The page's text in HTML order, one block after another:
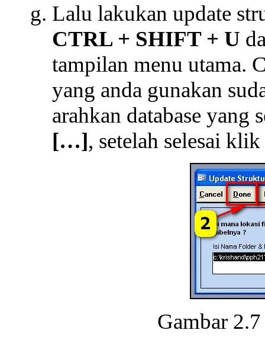
Lalu lakukan update
CTRL + SHIFT + U
tampilan menu utama.
yang anda gunakan
arahkan database
[…], setelah selesai
Gambar